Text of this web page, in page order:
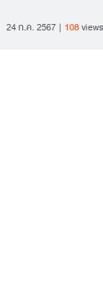
24 ก.ค. 2567 108views